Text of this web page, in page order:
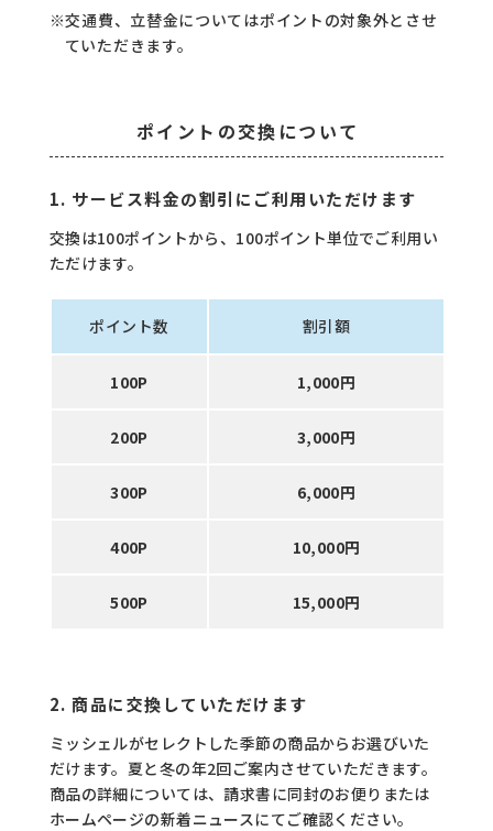
お問い合わせ
※交通費、立替金についてはポイントの対象外とさせ
ていただきます。
ポイントの交換について
1. サービス料金の割引にご利用いただけます
交換は100ポイントから、100ポイント単位でご利用い
ただけます。
ポイント数 割引額
100P 1,000円
200P 3,000円
300P 6,000円
400P 10,000円
500P 15,000円
2. 商品に交換していただけます
ミッシェルがセレクトした季節の商品からお選びいた
だけます。夏と冬の年2回ご案内させていただきます。
商品の詳細については、請求書に同封のお便りまたは
ホームページの新着ニュースにてご確認ください。